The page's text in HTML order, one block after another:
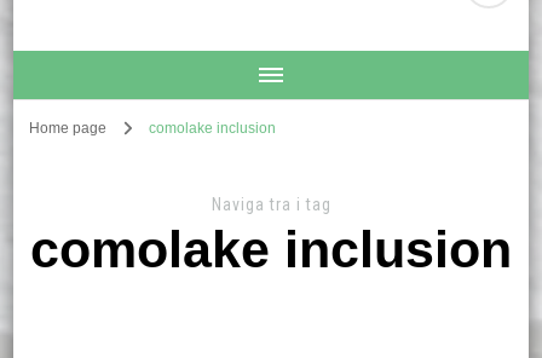
Home page comolake inclusion
Naviga tra i tag
comolake inclusion